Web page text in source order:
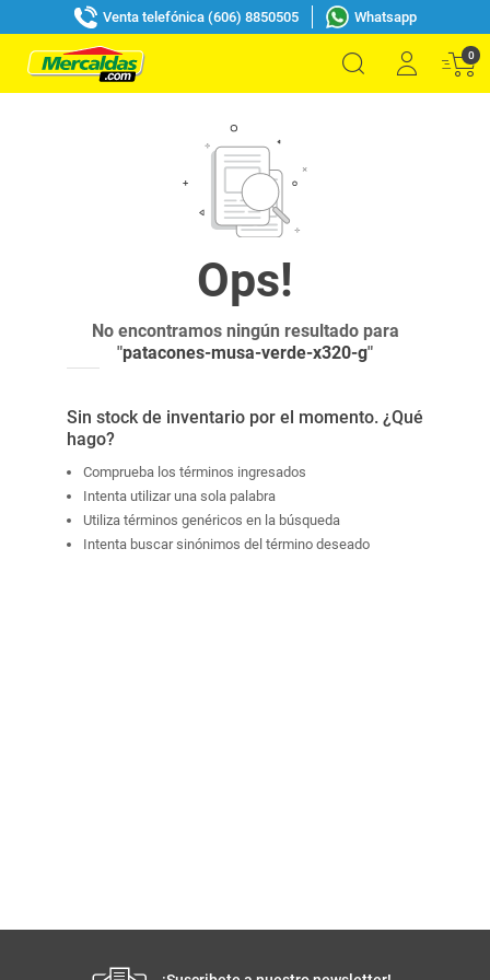
Venta telefónica (606) 8850505 Whatsapp
0
No encontramos ningún resultado para
"patacones-musa-verde-x320-g"
Sin stock de inventario por el momento. ¿Qué
hago?
Comprueba los términos ingresados
Intenta utilizar una sola palabra
Utiliza términos genéricos en la búsqueda
Intenta buscar sinónimos del término deseado